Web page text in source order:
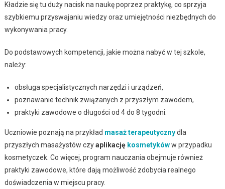
Kładzie się tu duży nacisk na naukę poprzez praktykę, co sprzyja
szybkiemu przyswajaniu wiedzy oraz umiejętności niezbędnych do
wykonywania pracy.
Do podstawowych kompetencji, jakie można nabyć w tej szkole,
należy:
obsługa specjalistycznych narzędzi i urządzeń,
poznawanie technik związanych z przyszłym zawodem,
praktyki zawodowe o długości od 4 do 8 tygodni.
Uczniowie poznają na przykład masaż terapeutycznydla
przyszłych masażystów czyaplikację kosmetykóww przypadku
kosmetyczek. Co więcej, program nauczania obejmuje również
praktyki zawodowe, które dają możliwość zdobycia realnego
doświadczenia w miejscu pracy.